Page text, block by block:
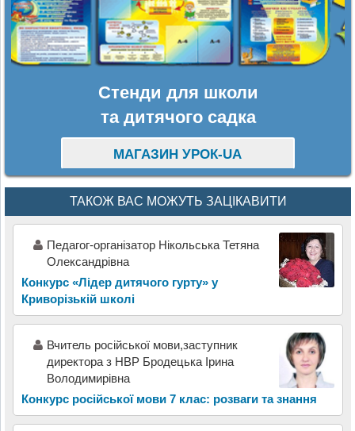
Стенди для школи
та дитячого садка
МАГАЗИН УРОК-UA
ТАКОЖ ВАС МОЖУТЬ ЗАЦІКАВИТИ
Педагог-організатор Нікольська Тетяна
Олександрівна
Конкурс «Лідер дитячого гурту» у
Криворізькій школі
Вчитель російської мови,заступник
директора з НВР Бродецька Ірина
Володимирівна
Конкурс російської мови 7 клас: розваги та знання